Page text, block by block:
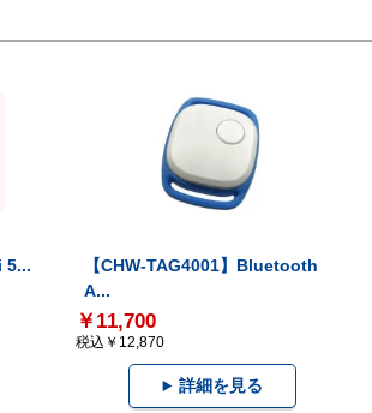
5...
【CHW-TAG4001】Bluetooth
A...
￥11,700
税込￥12,870
詳細を見る